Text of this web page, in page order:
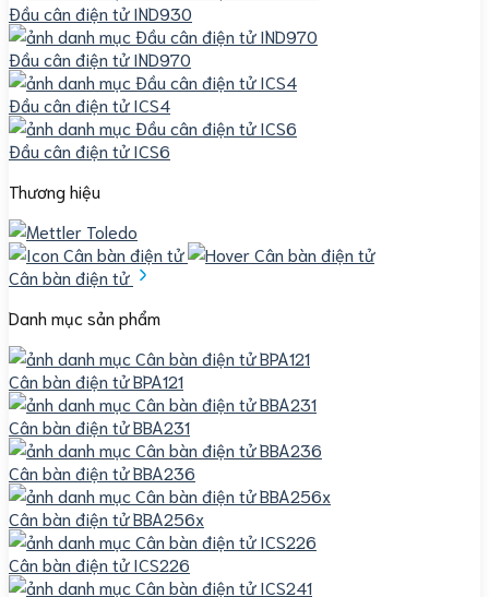
Đầu cân điện tử IND930
Đầu cân điện tử IND970
Đầu cân điện tử ICS4
Đầu cân điện tử ICS6
Thương hiệu
Cân bàn điện tử
Danh mục sản phẩm
Cân bàn điện tử BPA121
Cân bàn điện tử BBA231
Cân bàn điện tử BBA236
Cân bàn điện tử BBA256x
Cân bàn điện tử ICS226